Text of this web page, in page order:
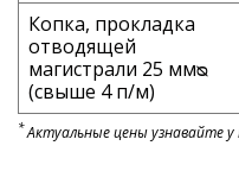
Копка, прокладка
отводящей
магистрали 25 ммᴓ
(свыше 4 п/м)
*Актуальные цены узнавайте